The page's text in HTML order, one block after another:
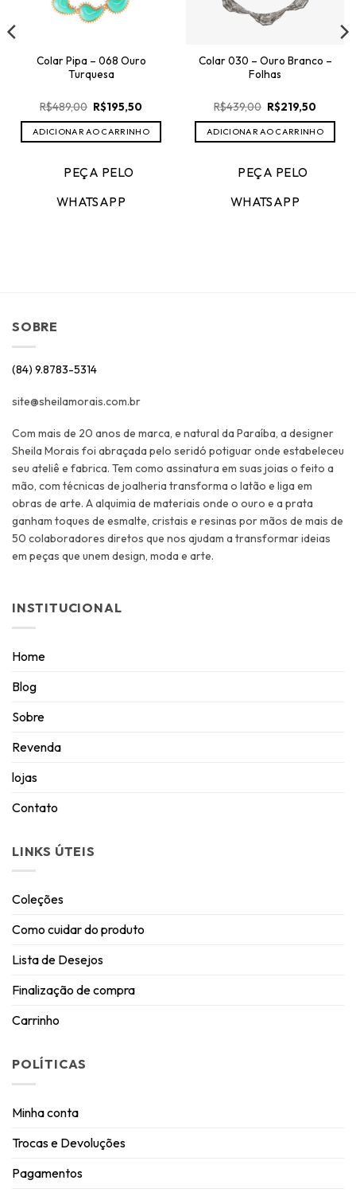
Colar Pipa – 068 Ouro
Turquesa
R$489,00 O
preço
original
era:
R$489,00.
R$195,50
atual
é:
R$195,50.
ADICIONAR AO CARRINHO
PEÇA PELO
WHATSAPP
Colar 030 – Ouro Branco –
Folhas
R$439,00 O
preço
original
era:
R$439,00.
R$219,50
atual
é:
ADICIONAR AO CARRINHO
PEÇA PELO
WHATSAPP
SOBRE
(84) 9.8783-5314
site@sheilamorais.com.br
Com mais de 20 anos de marca, e natural da Paraíba, a designer
Sheila Morais foi abraçada pelo seridó potiguar onde estabeleceu
seu ateliê e fabrica. Tem como assinatura em suas joias o feito a
mão, com técnicas de joalheria transforma o latão e liga em
obras de arte. A alquimia de materiais onde o ouro e a prata
ganham toques de esmalte, cristais e resinas por mãos de mais de
50 colaboradores diretos que nos ajudam a transformar ideias
em peças que unem design, moda e arte.
INSTITUCIONAL
Home
Blog
Sobre
Revenda
lojas
Contato
LINKS ÚTEIS
Coleções
Como cuidar do produto
Lista de Desejos
Finalização de compra
Carrinho
POLÍTICAS
Minha conta
Trocas e Devoluções
Pagamentos